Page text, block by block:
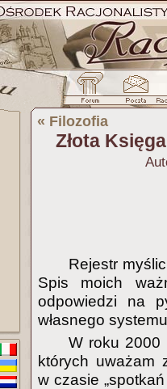
« Filozofia
Złota
Rejestr
Spis moich
odpowiedzi na
własnego
W roku 2000
których uważam
w czasie